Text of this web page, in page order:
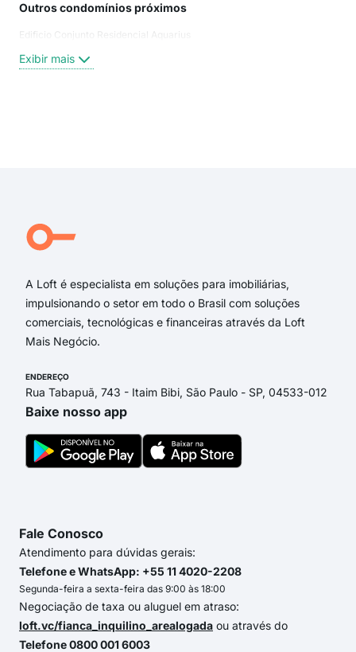
Outros condomínios próximos
Edificio Conjunto Residencial Aquarius
Exibir mais
A Loft é especialista em soluções para imobiliárias,
impulsionando o setor em todo o Brasil com soluções
comerciais, tecnológicas e financeiras através da Loft
Mais Negócio.
ENDEREÇO
Rua Tabapuã, 743 - Itaim Bibi, São Paulo - SP, 04533-012
Baixe nosso app
Fale Conosco
Atendimento para dúvidas gerais:
Telefone e WhatsApp: +55 11 4020-2208
Segunda-feira a sexta-feira das 9:00 às 18:00
Negociação de taxa ou aluguel em atraso:
loft.vc/fianca_inquilino_arealogada ou através do
Telefone 0800 001 6003